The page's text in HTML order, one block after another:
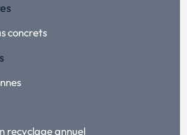
concrets
recyclage annuel